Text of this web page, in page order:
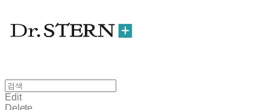
Edit
Delete